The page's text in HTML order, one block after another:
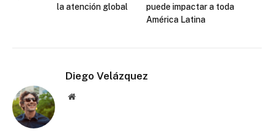
la atención global
puede impactar a toda
América Latina
Diego Velázquez
Website